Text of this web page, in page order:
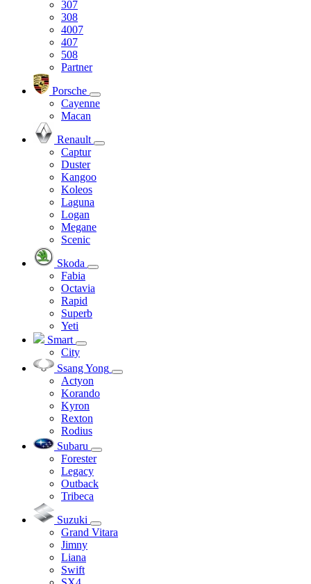
307
308
4007
407
508
Partner
Porsche
Cayenne
Macan
Renault
Captur
Duster
Kangoo
Koleos
Laguna
Logan
Megane
Scenic
Skoda
Fabia
Octavia
Rapid
Superb
Yeti
Smart
City
Ssang Yong
Actyon
Korando
Kyron
Rexton
Rodius
Subaru
Forester
Legacy
Outback
Tribeca
Suzuki
Grand Vitara
Jimny
Liana
Swift